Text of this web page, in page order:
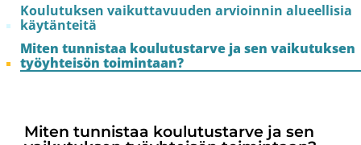
Koulutuksen vaikuttavuuden arvioinnin alueellisia
käytänteitä
Miten tunnistaa koulutustarve ja sen vaikutuksen
työyhteisön toimintaan?
Miten tunnistaa koulutustarve ja sen